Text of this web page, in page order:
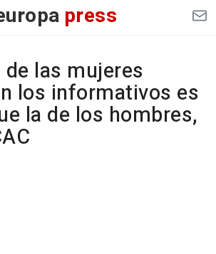
press
de las mujeres
los informativos es
la de los hombres,